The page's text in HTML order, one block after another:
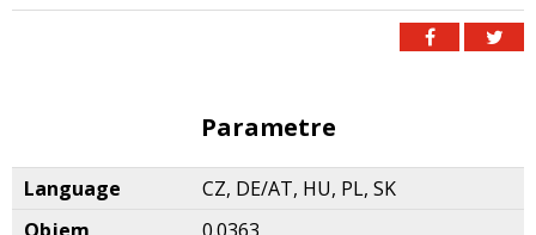
Parametre
Language
CZ, DE/AT, HU, PL, SK